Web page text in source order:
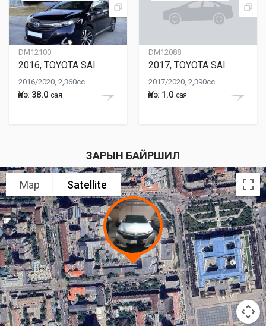
DM12100
2016, TOYOTA SAI
2016/2020, 2,360cc
Үнэ: 38.0 сая
DM12088
2017, TOYOTA SAI
2017/2020, 2,390cc
Үнэ: 1.0 сая
ЗАРЫН БАЙРШИЛ
Map Satellite